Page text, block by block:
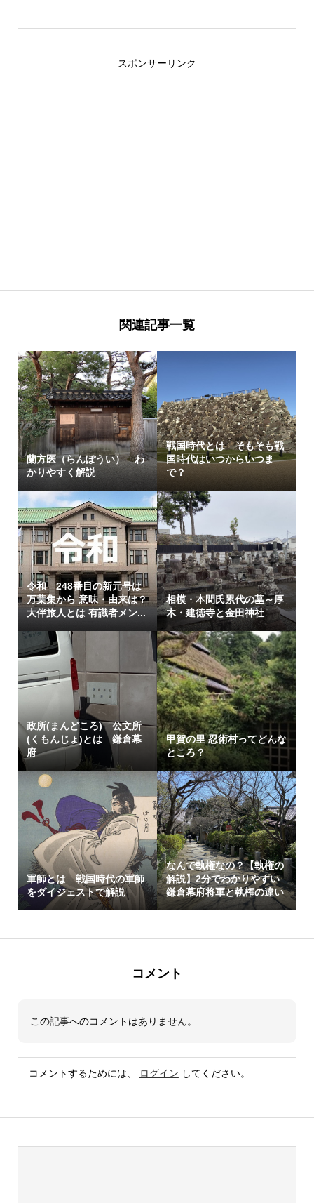
スポンサーリンク
関連記事一覧
蘭方医（らんぽうい） わ
かりやすく解説
戦国時代とは そもそも戦
国時代はいつからいつま
で？
令和 248番目の新元号は
万葉集から 意味・由来は？
大伴旅人とは 有識者メン...
相模・本間氏累代の墓～厚
木・建徳寺と金田神社
政所(まんどころ) 公文所
(くもんじょ)とは 鎌倉幕
府
甲賀の里 忍術村ってどんな
ところ？
軍師とは 戦国時代の軍師
をダイジェストで解説
なんで執権なの？【執権の
解説】2分でわかりやすい
鎌倉幕府将軍と執権の違い
コメント
この記事へのコメントはありません。
コメントするためには、 ログイン してください。